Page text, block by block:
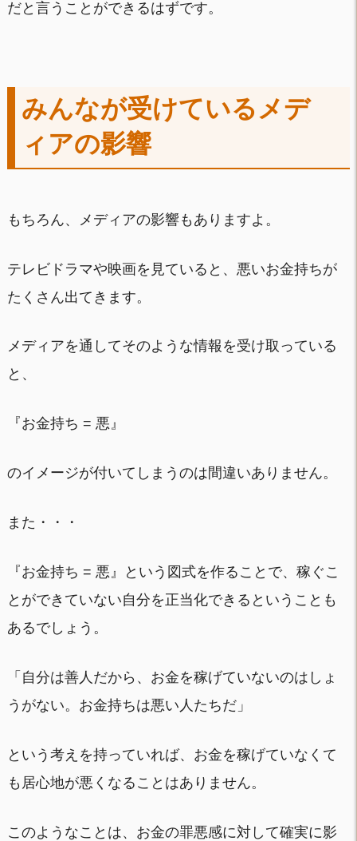
だと言うことができるはずです。
みんなが受けているメデ
ィアの影響
もちろん、メディアの影響もありますよ。
テレビドラマや映画を見ていると、悪いお金持ちが
たくさん出てきます。
メディアを通してそのような情報を受け取っている
と、
『お金持ち = 悪』
のイメージが付いてしまうのは間違いありません。
また・・・
『お金持ち = 悪』という図式を作ることで、稼ぐこ
とができていない自分を正当化できるということも
あるでしょう。
「自分は善人だから、お金を稼げていないのはしょ
うがない。お金持ちは悪い人たちだ」
という考えを持っていれば、お金を稼げていなくて
も居心地が悪くなることはありません。
このようなことは、お金の罪悪感に対して確実に影